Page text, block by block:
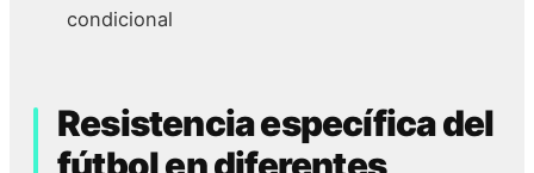
condicional
Resistencia específica del
fútbol en diferentes